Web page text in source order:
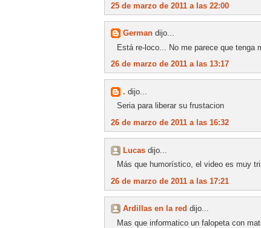
25 de marzo de 2011 a las 22:00
German dijo...
Está re-loco... No me parece que tenga
26 de marzo de 2011 a las 13:17
. dijo...
Seria para liberar su frustacion
26 de marzo de 2011 a las 16:32
Lucas dijo...
Más que humorístico, el video es muy
26 de marzo de 2011 a las 17:21
Ardillas en la red dijo...
Mas que informatico un falopeta con